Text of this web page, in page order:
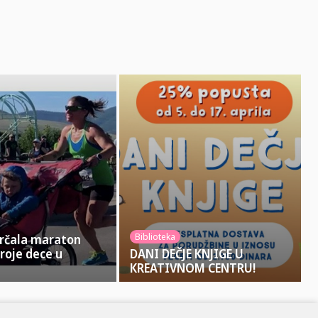
maraton
dece u
Biblioteka
DANI DEČJE КNJIGE U
КREATIVNOM CENTRU!